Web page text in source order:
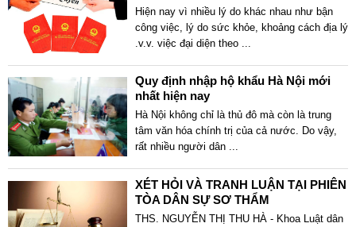
Hiện nay vì nhiều lý do khác nhau như bận
công việc, lý do sức khỏe, khoảng cách địa lý
.v.v. việc đại diện theo
Quy định nhập hộ khẩu Hà Nội mới
nhất hiện nay
Hà Nội không chỉ là thủ đô mà còn là trung
tâm văn hóa chính trị của cả nước. Do vậy,
rất nhiều người dân ...
XÉT HỎI VÀ TRANH LUẬN TẠI PHIÊN
TÒA DÂN SỰ SƠ THẨM
THS. NGUYỄN THỊ THU HÀ - Khoa Luật dân